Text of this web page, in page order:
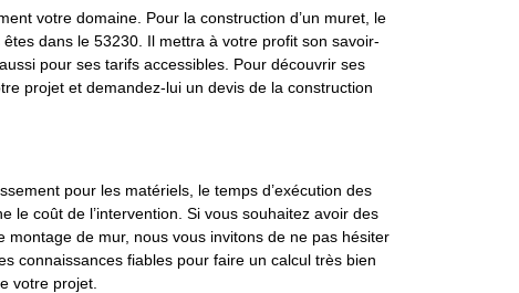
votre domaine. Pour la construction d’un muret, le
dans le 53230. Il mettra à votre profit son savoir-
pour ses tarifs accessibles. Pour découvrir ses
projet et demandez-lui un devis de la construction
pour les matériels, le temps d’exécution des
le coût de l’intervention. Si vous souhaitez avoir des
de mur, nous vous invitons de ne pas hésiter
connaissances fiables pour faire un calcul très bien
votre projet.